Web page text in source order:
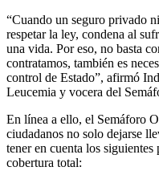
“Cuando un seguro privado
respetar la ley, condena al
una vida. Por eso, no basta
contratamos, también es
control de Estado”, afirmó
Leucemia y vocera del
En línea a ello, el Semáforo
ciudadanos no solo dejarse
tener en cuenta los
cobertura total: